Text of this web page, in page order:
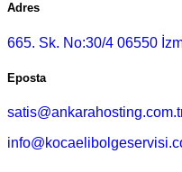
Adres
665. Sk. No:30/4 06550
Eposta